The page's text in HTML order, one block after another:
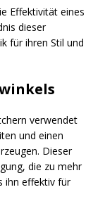
Effektivität eines
dieser
für ihren Stil und
verwendet
und einen
Dieser
die zu mehr
ihn effektiv für